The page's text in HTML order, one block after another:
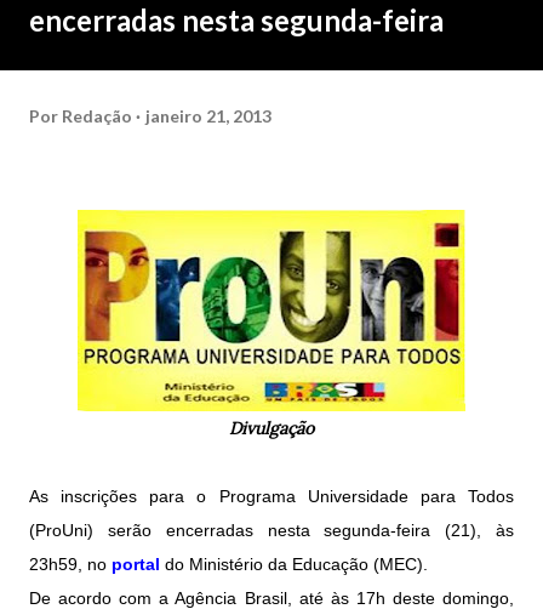
encerradas nesta segunda-feira
Por Redação janeiro 21, 2013
Divulgação
As inscrições para o Programa Universidade para Todos
(ProUni) serão encerradas nesta segunda-feira (21), às
23h59, no portal do Ministério da Educação (MEC).
De acordo com a Agência Brasil, até às 17h deste domingo,